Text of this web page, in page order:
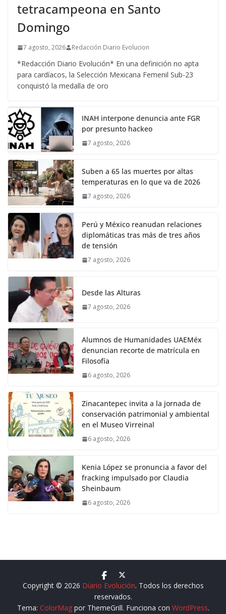
tetracampeona en Santo
Domingo
7 agosto, 2026 Redacción Diario Evolucion
*Redacción Diario Evolución* En una definición no apta
para cardíacos, la Selección Mexicana Femenil Sub-23
conquistó la medalla de oro
INAH interpone denuncia ante FGR
por presunto hackeo
7 agosto, 2026
Suben a 65 las muertes por altas
temperaturas en lo que va de 2026
7 agosto, 2026
Perú y México reanudan relaciones
diplomáticas tras más de tres años
de tensión
7 agosto, 2026
Desde las Alturas
7 agosto, 2026
Alumnos de Humanidades UAEMéx
denuncian recorte de matrícula en
Filosofía
6 agosto, 2026
Zinacantepec invita a la jornada de
conservación patrimonial y ambiental
en el Museo Virreinal
6 agosto, 2026
Kenia López se pronuncia a favor del
fracking impulsado por Claudia
Sheinbaum
6 agosto, 2026
Copyright © 2026 Diario Evolución. Todos los derechos
reservados.
Tema: ColorMagpor ThemeGrill. Funciona con WordPress.